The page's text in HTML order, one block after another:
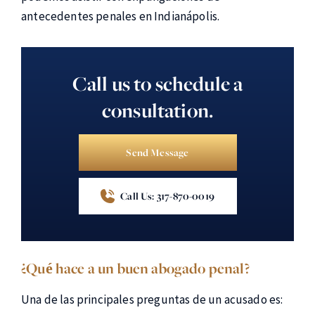
antecedentes penales en Indianápolis.
Call us to schedule a
consultation.
Send Message
Call Us: 317-870-0019
¿Qué hace a un buen abogado penal?
Una de las principales preguntas de un acusado es: